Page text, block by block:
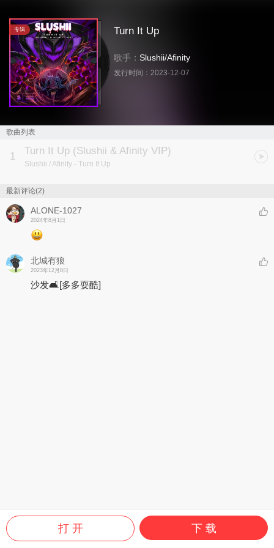
专辑 Turn It Up
歌手： Slushii/Afinity
发行时间： 2023-12-07
歌曲列表
1 Turn It Up (Slushii & Afinity VIP)
Slushii / Afinity - Turn It Up
最新评论(2)
ALONE-1027
2024年8月1日
北城有狼
2023年12月8日
沙发🛋️[多多耍酷]
打 开 下 载